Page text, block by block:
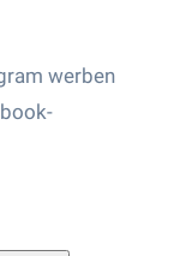
werben